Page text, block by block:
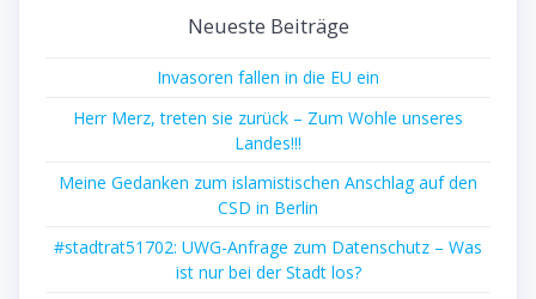
Neueste Beiträge
Invasoren fallen in die EU ein
Herr Merz, treten sie zurück – Zum Wohle unseres
Landes!!!
Meine Gedanken zum islamistischen Anschlag auf den
CSD in Berlin
#stadtrat51702: UWG-Anfrage zum Datenschutz – Was
ist nur bei der Stadt los?